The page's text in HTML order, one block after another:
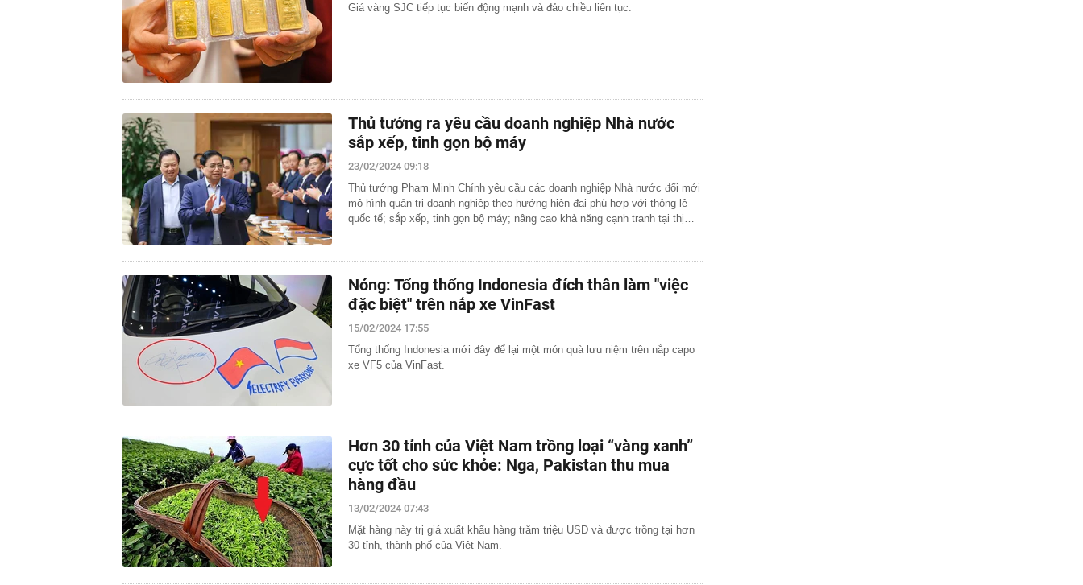
Giá vàng SJC tiếp tục biến động mạnh và đảo chiều liên tục.
Thủ tướng ra yêu cầu doanh nghiệp Nhà nước
sắp xếp, tinh gọn bộ máy
23/02/2024 09:18
Thủ tướng Phạm Minh Chính yêu cầu các doanh nghiệp Nhà nước đổi mới
mô hình quản trị doanh nghiệp theo hướng hiện đại phù hợp với thông lệ
quốc tế; sắp xếp, tinh gọn bộ máy; nâng cao khả năng cạnh tranh tại thị…
Nóng: Tổng thống Indonesia đích thân làm "việc
đặc biệt" trên nắp xe VinFast
15/02/2024 17:55
Tổng thống Indonesia mới đây để lại một món quà lưu niệm trên nắp capo
xe VF5 của VinFast.
Hơn 30 tỉnh của Việt Nam trồng loại “vàng xanh”
cực tốt cho sức khỏe: Nga, Pakistan thu mua
hàng đầu
13/02/2024 07:43
Mặt hàng này trị giá xuất khẩu hàng trăm triệu USD và được trồng tại hơn
30 tỉnh, thành phố của Việt Nam.